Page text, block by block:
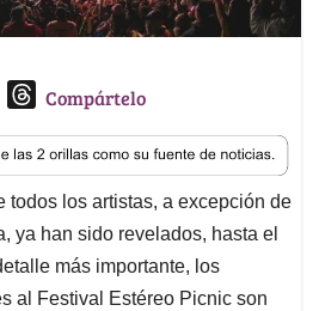
T
r
e
a
d
s
Compártelo
todos los artistas, a excepción de
ya han sido revelados, hasta el
más importante, los
al Festival Estéreo Picnic son